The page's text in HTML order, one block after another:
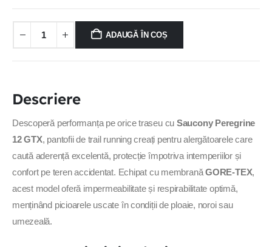
ADAUGĂ ÎN COȘ
Descriere
Descoperă performanța pe orice traseu cu Saucony Peregrine
12 GTX, pantofii de trail running creați pentru alergătoarele care
caută aderență excelentă, protecție împotriva intemperiilor și
confort pe teren accidentat. Echipat cu membranăGORE-TEX,
acest model oferă impermeabilitate și respirabilitate optimă,
menținând picioarele uscate în condiții de ploaie, noroi sau
umezeală.